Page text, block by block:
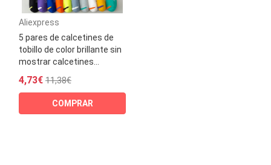
Aliexpress
5 pares de calcetines de
tobillo de color brillante sin
mostrar calcetines...
4,73€ 11,38€
COMPRAR